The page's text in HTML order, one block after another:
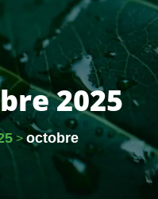
2025
> octobre